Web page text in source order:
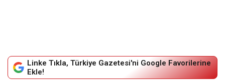
Linke Tıkla, Türkiye Gazetesi'ni Google Favorilerine
Ekle!